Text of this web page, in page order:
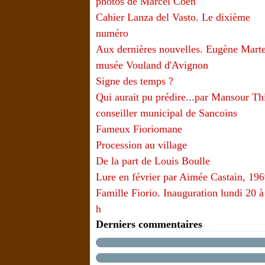
Cahier Lanza del Vasto. Le dixième
numéro
Aux dernières nouvelles. Eugène
musée Vouland d'Avignon
Signe des temps ?
Qui aurait pu prédire...par Mansour
conseiller municipal de Sancoins
Fameux Fioriomane
Procession au village
De la part de Louis Boulle
Lure en février par Aimée Castain,
Famille Fiorio. Inauguration lundi 20
h
Derniers commentaires